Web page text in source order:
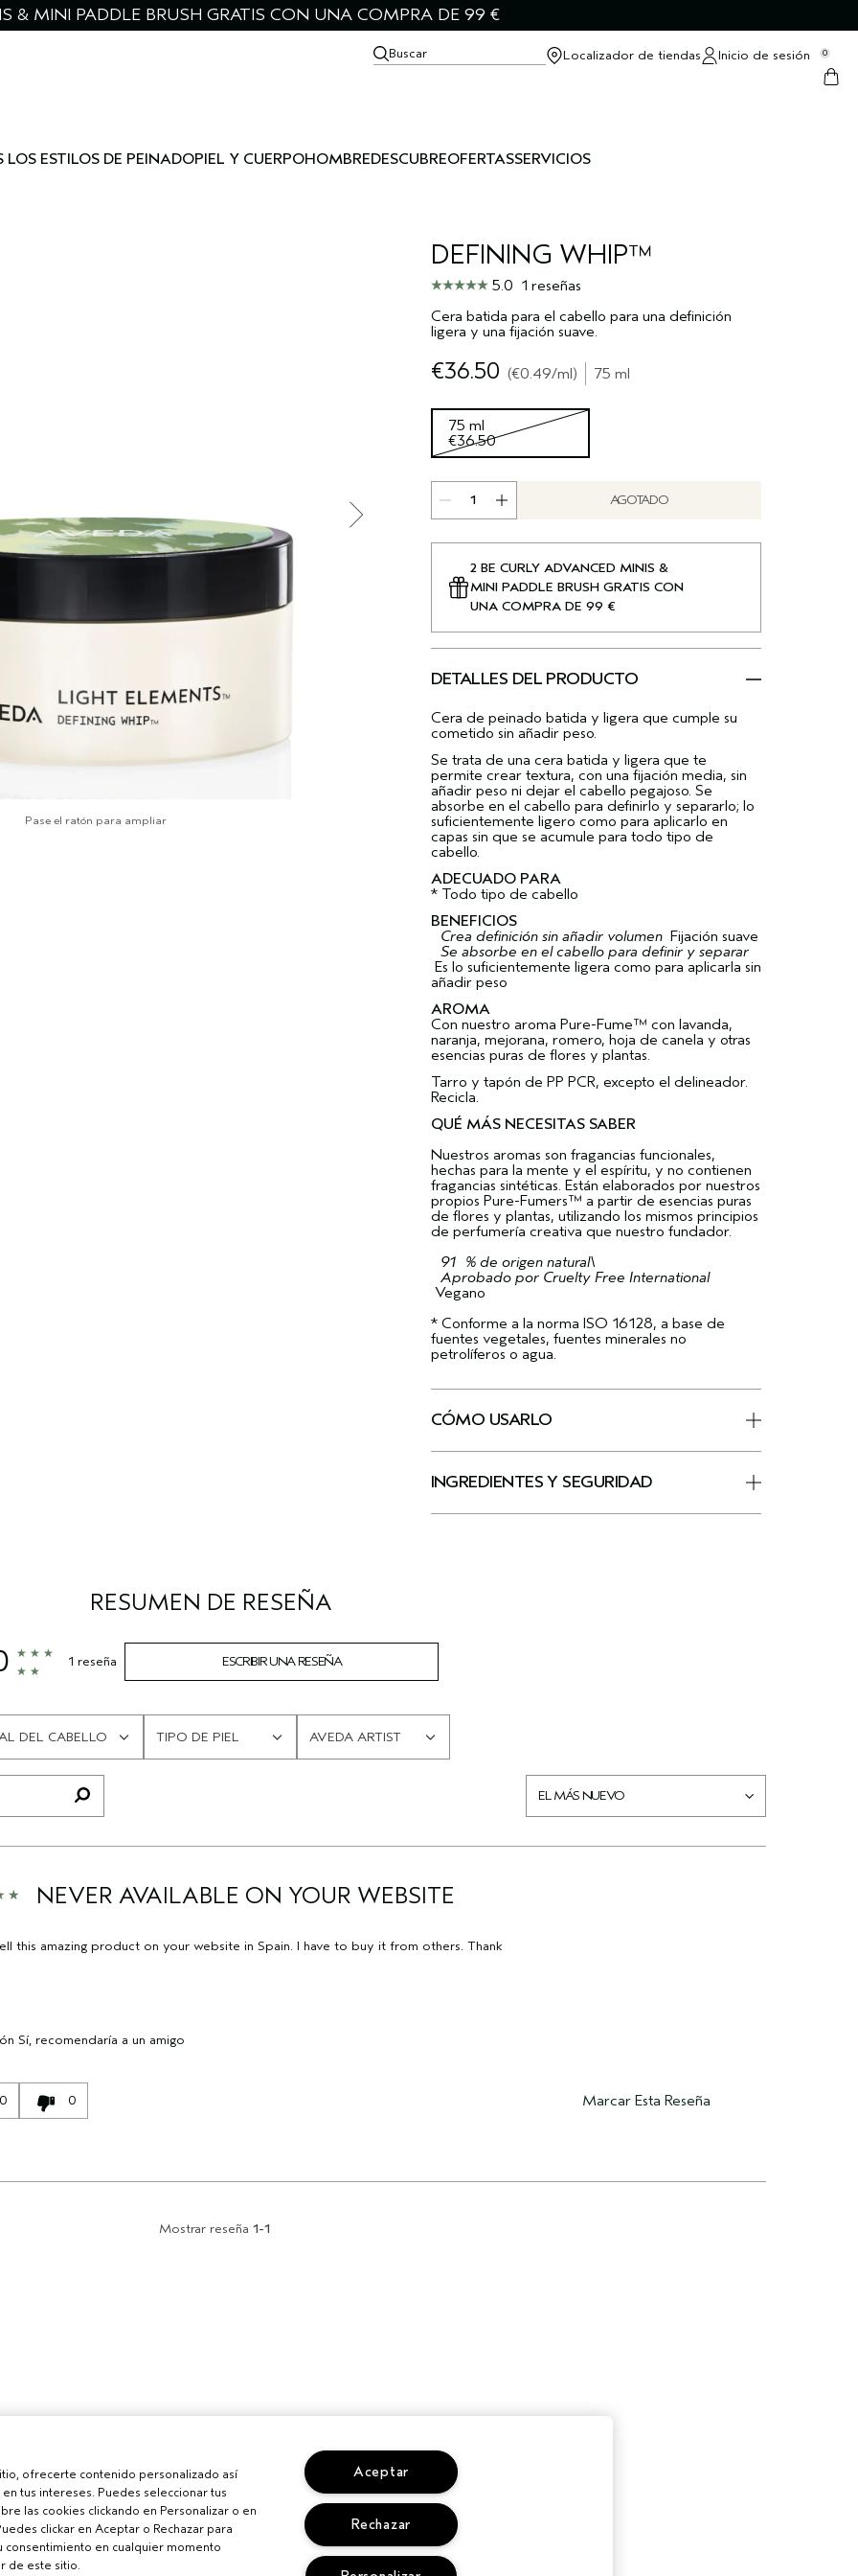
& MINI PADDLE BRUSH GRATIS CON UNA COMPRA DE 99 €
Buscar Localizador de tiendas Inicio de sesión 0
LOS ESTILOS DE PEINADOPIEL Y CUERPOHOMBREDESCUBREOFERTASSERVICIOS
DEFINING WHIP™
5.0 1 reseñas
Cera batida para el cabello para una definición
ligera y una fijación suave.
Pase el ratón para ampliar
€36.50 €0.49/ml 75 ml
75 ml
€36.50
AGOTADO
2 BE CURLY ADVANCED MINIS &
MINI PADDLE BRUSH GRATIS CON
UNA COMPRA DE 99 €
DETALLES DEL PRODUCTO
Cera de peinado batida y ligera que cumple su
cometido sin añadir peso.
Se trata de una cera batida y ligera que te
permite crear textura, con una fijación media, sin
añadir peso ni dejar el cabello pegajoso. Se
absorbe en el cabello para definirlo y separarlo; lo
suficientemente ligero como para aplicarlo en
capas sin que se acumule para todo tipo de
cabello.
ADECUADO PARA
* Todo tipo de cabello
BENEFICIOS
Crea definición sin añadir volumen Fijación suave
Se absorbe en el cabello para definir y separar
Es lo suficientemente ligera como para aplicarla sin
añadir peso
AROMA
Con nuestro aroma Pure-Fume™ con lavanda,
naranja, mejorana, romero, hoja de canela y otras
esencias puras de flores y plantas.
Tarro y tapón de PP PCR, excepto el delineador.
Recicla.
QUÉ MÁS NECESITAS SABER
Nuestros aromas son fragancias funcionales,
hechas para la mente y el espíritu, y no contienen
fragancias sintéticas. Están elaborados por nuestros
propios Pure-Fumers™ a partir de esencias puras
de flores y plantas, utilizando los mismos principios
de perfumería creativa que nuestro fundador.
91 % de origen natural\
Aprobado por Cruelty Free International
Vegano
* Conforme a la norma ISO 16128, a base de
fuentes vegetales, fuentes minerales no
petrolíferos o agua.
CÓMO USARLO
INGREDIENTES Y SEGURIDAD
RESUMEN DE RESEÑA
1 reseña ESCRIBIR UNA RESEÑA
DEL CABELLO TIPO DE PIEL
PIEL
AVEDA ARTIST
NEVER AVAILABLE ON YOUR WEBSITE
this amazing product on your website in Spain. I have to buy it from others. Thank
Sí, recomendaría a un amigo
0 0 Marcar Esta Reseña
Mostrar reseña 1-1
ofrecerte contenido personalizado así
tus intereses. Puedes seleccionar tus
las cookies clickando en Personalizar o en
clickar en Aceptar o Rechazar para
consentimiento en cualquier momento
de este sitio.
Aceptar
Rechazar